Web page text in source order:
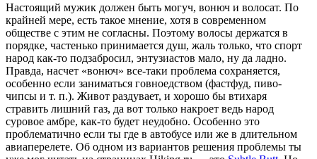
Настоящий мужик должен быть могуч, вонюч и волосат. По
крайней мере, есть такое мнение, хотя в современном
обществе с этим не согласны. Поэтому волосы держатся в
порядке, частенько принимается душ, жаль только, что спорт
народ как-то подзабросил, энтузиастов мало, ну да ладно.
Правда, насчет «вонюч» все-таки проблема сохраняется,
особенно если заниматься говноедством (фастфуд, пиво-
чипсы и т. п.). Живот раздувает, и хорошо бы втихаря
стравить лишний газ, да вот только накроет ведь народ
суровое амбре, как-то будет неудобно. Особенно это
проблематично если ты где в автобусе или же в длительном
авиаперелете. Об одном из вариантов решения проблемы ты